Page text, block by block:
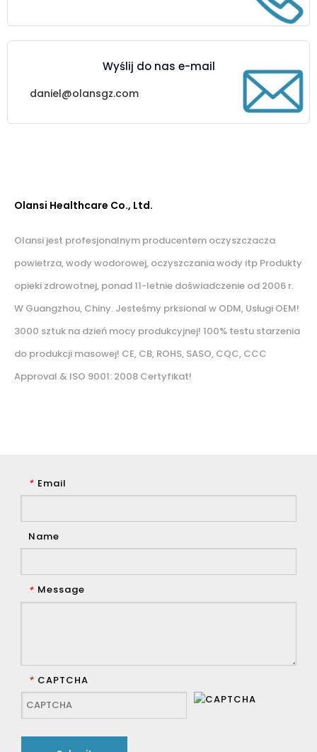
Wyślij do nas e-mail
daniel@olansgz.com
Olansi Healthcare Co., Ltd.
Olansi jest profesjonalnym producentem oczyszczacza
powietrza, wody wodorowej, oczyszczania wody itp Produkty
opieki zdrowotnej, ponad 11-letnie doświadczenie od 2006 r.
W Guangzhou, Chiny. Jesteśmy prksional w ODM, Usługi OEM!
3000 sztuk na dzień mocy produkcyjnej! 100% testu starzenia
do produkcji masowej! CE, CB, ROHS, SASO, CQC, CCC
Approval & ISO 9001: 2008 Certyfikat!
* Email
Name
* Message
* CAPTCHA